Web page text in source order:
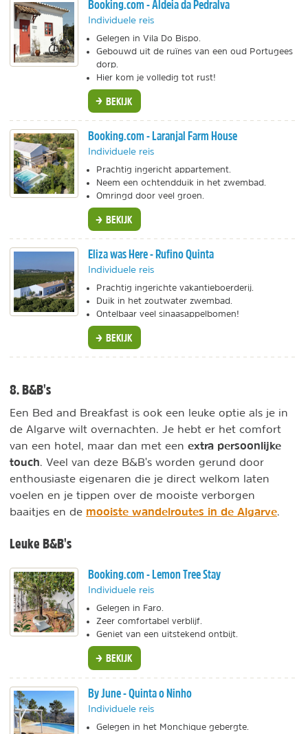
Booking.com - Aldeia da Pedralva
Individuele reis
Gelegen in Vila Do Bispo.
Gebouwd uit de ruïnes van een oud Portugees
dorp.
Hier kom je volledig tot rust!
BEKIJK
Booking.com - Laranjal Farm House
Individuele reis
Prachtig ingericht appartement.
Neem een ochtendduik in het zwembad.
Omringd door veel groen.
BEKIJK
Eliza was Here - Rufino Quinta
Individuele reis
Prachtig ingerichte vakantieboerderij.
Duik in het zoutwater zwembad.
Ontelbaar veel sinaasappelbomen!
BEKIJK
8. B&B's
Een Bed and Breakfast is ook een leuke optie als je in
de Algarve wilt overnachten. Je hebt er het comfort
van een hotel, maar dan met een extra persoonlijke
touch. Veel van deze B&B's worden gerund door
enthousiaste eigenaren die je direct welkom laten
voelen en je tippen over de mooiste verborgen
baaitjes en de mooiste wandelroutes in de Algarve.
Leuke B&B's
Booking.com - Lemon Tree Stay
Individuele reis
Gelegen in Faro.
Zeer comfortabel verblijf.
Geniet van een uitstekend ontbijt.
BEKIJK
By June - Quinta o Ninho
Individuele reis
Gelegen in het Monchique gebergte.